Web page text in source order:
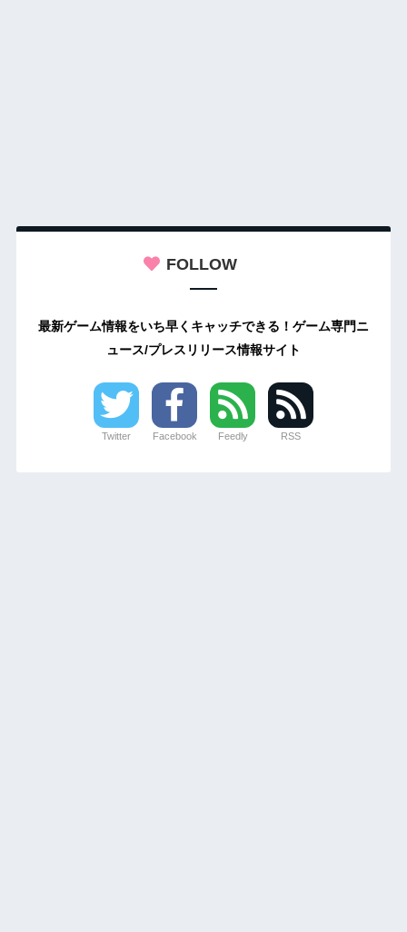
FOLLOW
最新ゲーム情報をいち早くキャッチできる！ゲーム専門ニ
ュース/プレスリリース情報サイト
Twitter Facebook Feedly RSS